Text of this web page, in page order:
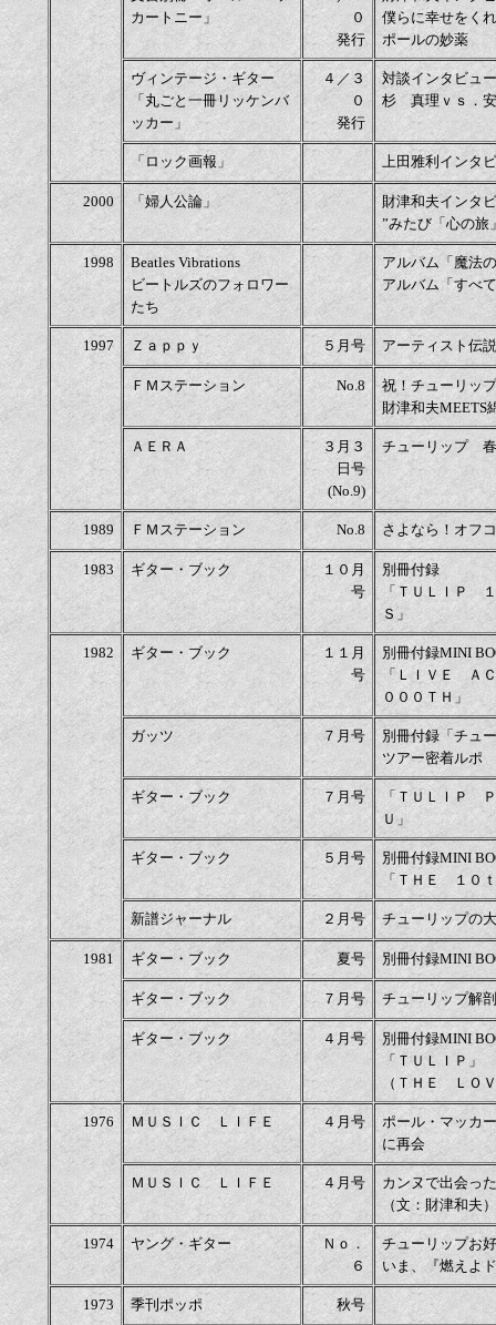
カートニー」
０
発行
僕らに幸せをく
ポールの妙薬
ヴィンテージ・ギター
「丸ごと一冊リッケンバ
ッカー」
４／３
０
発行
対談インタビュー
杉 真理ｖｓ．
「ロック画報」 上田雅利インタ
2000 「婦人公論」
財津和夫インタ
”みたび「心の旅
1998
Beatles Vibrations
ビートルズのフォロワー
たち
アルバム「魔法
アルバム「すべ
1997 Ｚａｐｐｙ ５月号 アーティスト伝
ＦＭステーション No.8
祝！チューリッ
財津和夫MEETS
ＡＥＲＡ
３月３
日号
(No.9)
チューリップ
1989 ＦＭステーション No.8 さよなら！オフ
1983 ギター・ブック
１０月
号
別冊付録
「ＴＵＬＩＰ
Ｓ」
1982 ギター・ブック
１１月
号
別冊付録MINI
「ＬＩＶＥ Ａ
０００ＴＨ」
ガッツ ７月号
別冊付録「チュ
ツアー密着ルポ
ギター・ブック ７月号
「ＴＵＬＩＰ
Ｕ」
ギター・ブック ５月号
別冊付録MINI
「ＴＨＥ １０
新譜ジャーナル ２月号 チューリップの
1981 ギター・ブック 夏号 別冊付録MINI
ギター・ブック ７月号 チューリップ解
ギター・ブック ４月号
別冊付録MINI
「ＴＵＬＩＰ」
（ＴＨＥ ＬＯ
1976 ＭＵＳＩＣ ＬＩＦＥ ４月号
ポール・マッカ
に再会
ＭＵＳＩＣ ＬＩＦＥ ４月号
カンヌで出会っ
（文：財津和夫）
1974 ヤング・ギター
Ｎｏ．
６
チューリップお
いま、『燃えよ
1973 季刊ポッポ 秋号